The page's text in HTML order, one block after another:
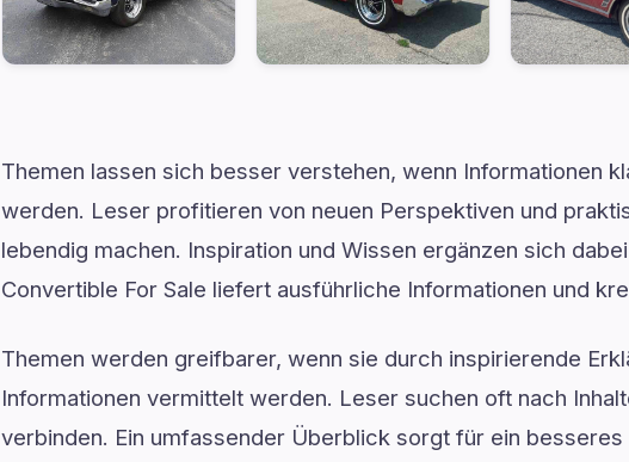
Themen lassen sich besser verstehen, wenn Informationen
werden. Leser profitieren von neuen Perspektiven und
lebendig machen. Inspiration und Wissen ergänzen sich
Convertible For Sale liefert ausführliche Informationen und
Themen werden greifbarer, wenn sie durch inspirierende
Informationen vermittelt werden. Leser suchen oft nach
verbinden. Ein umfassender Überblick sorgt für ein besseres